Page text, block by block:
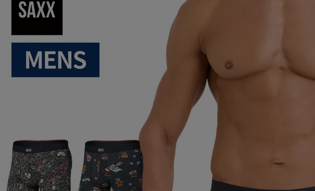
メンズカジュアルウェア
レディースカジュアルウェア
メンズスポーツウェア
レディーススポーツウェア
サンダル･シューズその他
アウトドア 登山